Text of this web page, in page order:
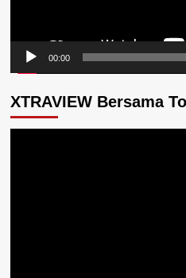
00:00
XTRAVIEW Bersama